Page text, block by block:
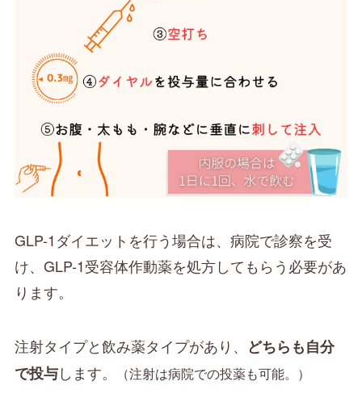
GLP-1ダイエットを行う場合は、病院で診察を受
け、GLP-1受容体作動薬を処方してもらう必要があ
ります。
注射タイプと飲み薬タイプがあり、
どちらも自分
で投与します。 （注射は病院での投薬も可能。）